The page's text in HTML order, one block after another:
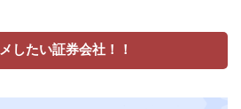
したい証券会社！！